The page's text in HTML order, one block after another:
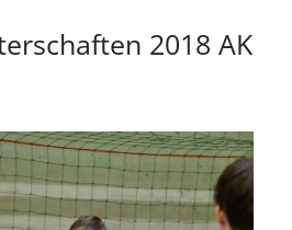
2018 AK